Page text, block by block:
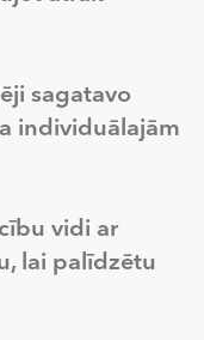
sagatavo
individuālajām
vidi ar
lai palīdzētu